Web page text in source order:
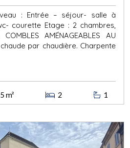
: Entrée – séjour- salle à
courette Etage : 2 chambres,
AMÉNAGEABLES AU
chaude par chaudière. Charpente
m² 2 1